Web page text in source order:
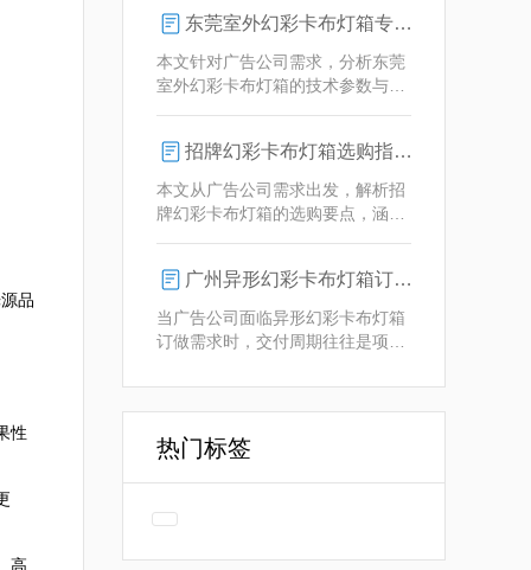
品
性
高
在动态效果与全天候耐用性上的专
业解决方案。
东莞室外幻彩卡布灯箱专业供应商技术解析
本文针对广告公司需求，分析东莞
室外幻彩卡布灯箱的技术参数与定
招牌幻彩卡布灯箱选购指南：广州广告公司专业视角
本文从广告公司需求出发，解析招
牌幻彩卡布灯箱的选购要点，涵盖
户提供专业解决方案。
广州异形幻彩卡布灯箱订做：广告人必看的交付周期决策指南
当广告公司面临异形幻彩卡布灯箱
订做需求时，交付周期往往是项目
过技术预配与柔性生产体系，将定
制周期压缩至行业领先水平？
热门标签